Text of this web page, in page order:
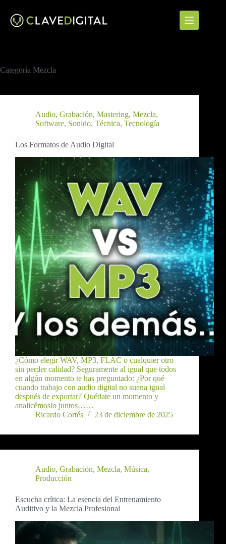
contenido
Categoría Mezcla
Audio, Grabación, Mastering, Mezcla,
Software, Sonido, Técnica, Tecnología
Los Formatos de Audio Digital
¿Cómo elegir WAV, MP3, FLAC o cualquier otro
sin perder calidad? Seguramente al igual que todos
en algún momento te has preguntado: ¿Por qué
cuando trabajo con audio digital no suena igual
después de exportar? Quédate un momento y
analicémoslo juntos……
Ricardo Cortés
23 de diciembre de 2025
Audio, Grabación, Mezcla, Música,
Producción
Escucha crítica: La esencia del Entrenamiento
Auditivo y la Mezcla Profesional